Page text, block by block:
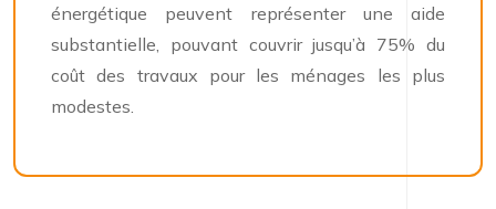
énergétique peuvent représenter une aide
substantielle, pouvant couvrir jusqu’à 75% du
coût des travaux pour les ménages les plus
modestes.